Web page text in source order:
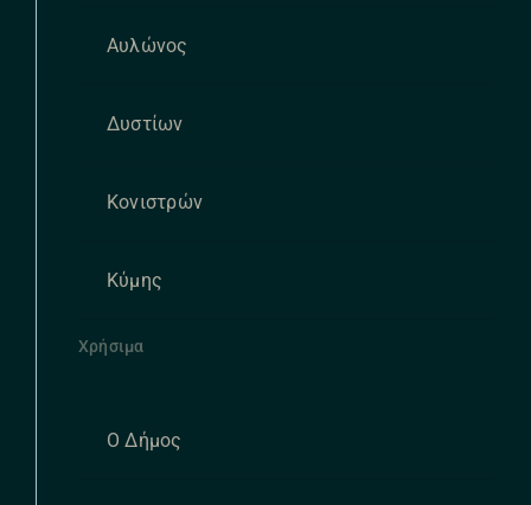
Αυλώνος
Δυστίων
Κονιστρών
Κύμης
Χρήσιμα
Ο Δήμος